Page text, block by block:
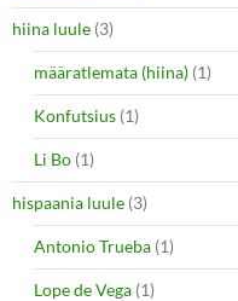
hiina luule (3)
määratlemata (hiina) (1)
Konfutsius (1)
Li Bo (1)
hispaania luule (3)
Antonio Trueba (1)
Lope de Vega (1)